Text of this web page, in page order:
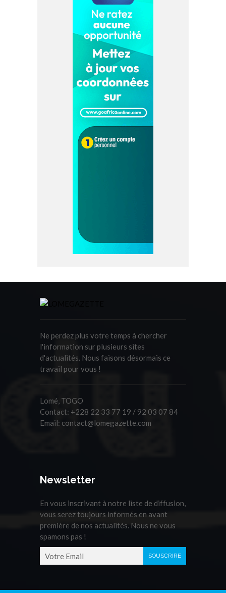
Ne perdez plus votre temps à chercher
l'information sur plusieurs sites
d'actualités. Nous faisons désormais ce
travail pour vous !
Lomé, TOGO
Contact: +228 22 33 77 19 / 92 03 07 84
Email: contact@lomegazette.com
Newsletter
En vous inscrivant à notre liste de diffusion,
vous serez toujours informés en avant
première de nos actualités. Nous ne vous
spamons pas !